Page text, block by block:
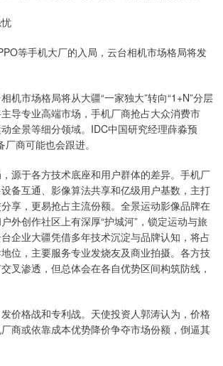
等手机大厂的入局，云台相机市场格局将发
机市场格局将从大疆“一家独大”转向“1+N”分层
导专业高端市场，手机厂商抢占大众消费市
全景等细分领域。IDC中国研究经理薛淼预
商可能也会跟进。
源于各方技术底座和用户群体的差异。手机厂
备互通、影像算法共享和亿级用户基数，主打
享，更易抢占主流份额。全景运动影像品牌在
外创作社区上有深厚“护城河”，锁定运动与旅
企业大疆凭借多年技术沉淀与品牌认知，将占
位，主要服务专业发烧友及商业拍摄。各方技
叉渗透，但总体会在各自优势区间构筑防线，
价格战和专利战。天使投资人郭涛认为，价格
商或依靠成本优势降价争夺市场份额，倒逼其